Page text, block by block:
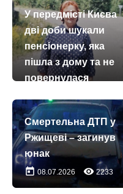
У передмісті Києва
дві доби шукали
пенсіонерку, яка
пішла з дому та не
повернулася
Смертельна ДТП у
Ржищеві – загинув
юнак
today 08.07.2026 remove_red_eye 2233